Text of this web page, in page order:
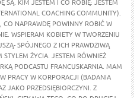
COACHING COMMUNITY).
NAPRAWDĘ POWINNY ROBIĆ W
WSPIERAM KOBIETY W TWORZENIU
SPÓJNEGO Z ICH PRAWDZIWĄ
ŻYCIA. JESTEM RÓWNIEŻ
PODCASTU FRANCUSKARNIA. MAM
PRACY W KORPORACJI (BADANIA
JAKO PRZEDSIĘBIORCZYNI. Z